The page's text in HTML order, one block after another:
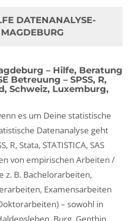
DATENANALYSE-
– Hilfe, Beratung
Betreuung – SPSS, R,
Schweiz, Luxemburg,
es um Deine statistische
Datenanalyse geht
R, Stata, STATISTICA, SAS
von empirischen Arbeiten /
z. B. Bachelorarbeiten,
Examensarbeiten
– sowohl in